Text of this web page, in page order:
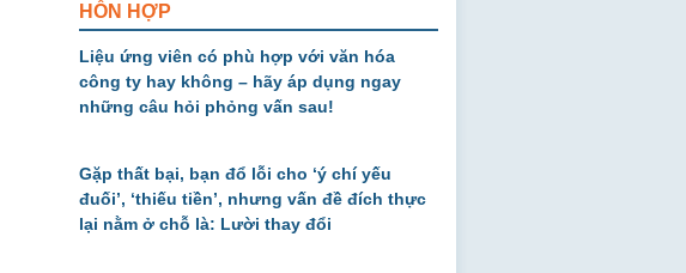
HỖN HỢP
Liệu ứng viên có phù hợp với văn hóa
công ty hay không – hãy áp dụng ngay
những câu hỏi phỏng vấn sau!
Gặp thất bại, bạn đổ lỗi cho ‘ý chí yếu
đuối’, ‘thiếu tiền’, nhưng vấn đề đích thực
lại nằm ở chỗ là: Lười thay đổi